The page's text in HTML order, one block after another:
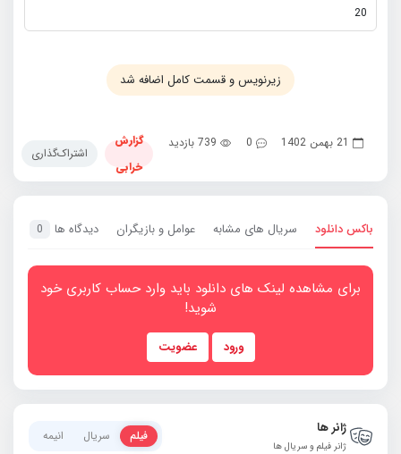
20
زیرنویس و قسمت کامل اضافه شد
21 بهمن 1402 0 739 بازدید
گزارش
خرابی
اشتراک‌گذاری
باکس دانلود سریال های مشابه عوامل و بازیگران دیدگاه ها 0
برای مشاهده لینک های دانلود باید وارد حساب کاربری خود
شوید!
ورود عضویت
ژانر ها
ژانر فیلم و سریال ها
فیلم سریال انیمه